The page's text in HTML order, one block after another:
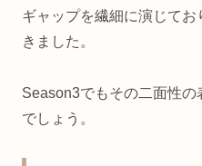
ギャップを繊細に演じて
きました。
Season3でもその二面性
でしょう。